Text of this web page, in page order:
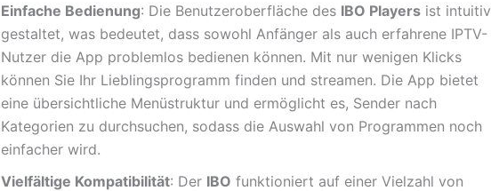
Einfache Bedienung: Die Benutzeroberfläche des IBO Players ist intuitiv
gestaltet, was bedeutet, dass sowohl Anfänger als auch erfahrene IPTV-
Nutzer die App problemlos bedienen können. Mit nur wenigen Klicks
können Sie Ihr Lieblingsprogramm finden und streamen. Die App bietet
eine übersichtliche Menüstruktur und ermöglicht es, Sender nach
Kategorien zu durchsuchen, sodass die Auswahl von Programmen noch
einfacher wird.
Vielfältige Kompatibilität: Der IBO funktioniert auf einer Vielzahl von